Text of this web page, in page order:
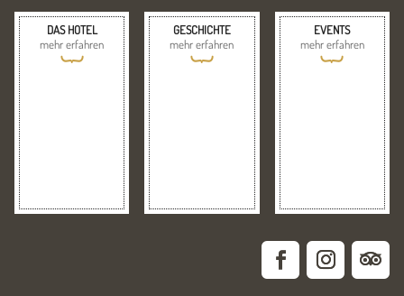
DAS HOTEL
mehr erfahren
{
GESCHICHTE
mehr erfahren
{
EVENTS
mehr erfahren
{